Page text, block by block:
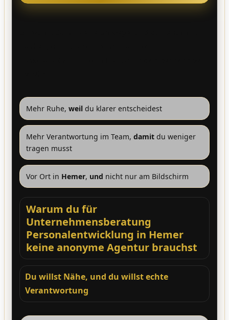
Mehr Ruhe, weil du klarer entscheidest
Mehr Verantwortung im Team, damit du weniger
tragen musst
Vor Ort in Hemer, und nicht nur am Bildschirm
Warum du für
Unternehmensberatung
Personalentwicklung in Hemer
keine anonyme Agentur brauchst
Du willst Nähe, und du willst echte
Verantwortung